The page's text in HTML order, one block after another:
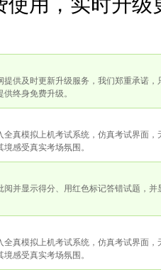
提供及时更新升级服务，我们郑重承诺，
终身免费升级。
全真模拟上机考试系统，仿真考试界面，
感受真实考场氛围。
阅并显示得分、用红色标记答错试题，并
全真模拟上机考试系统，仿真考试界面，
感受真实考场氛围。